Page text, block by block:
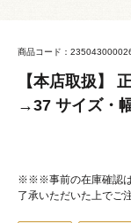
商品コード：
【本店取扱】
→37 サイズ・
※※※事前の在庫確認
了承いただいた上でご